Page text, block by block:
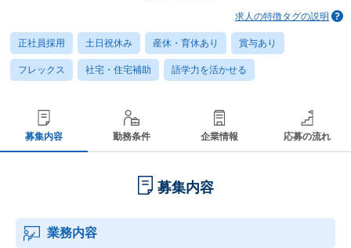
求人の特徴タグの説明
正社員採用 土日祝休み 産休・育休あり 賞与あり
フレックス 社宅・住宅補助 語学力を活かせる
募集内容 勤務条件 企業情報 応募の流れ
募集内容
業務内容